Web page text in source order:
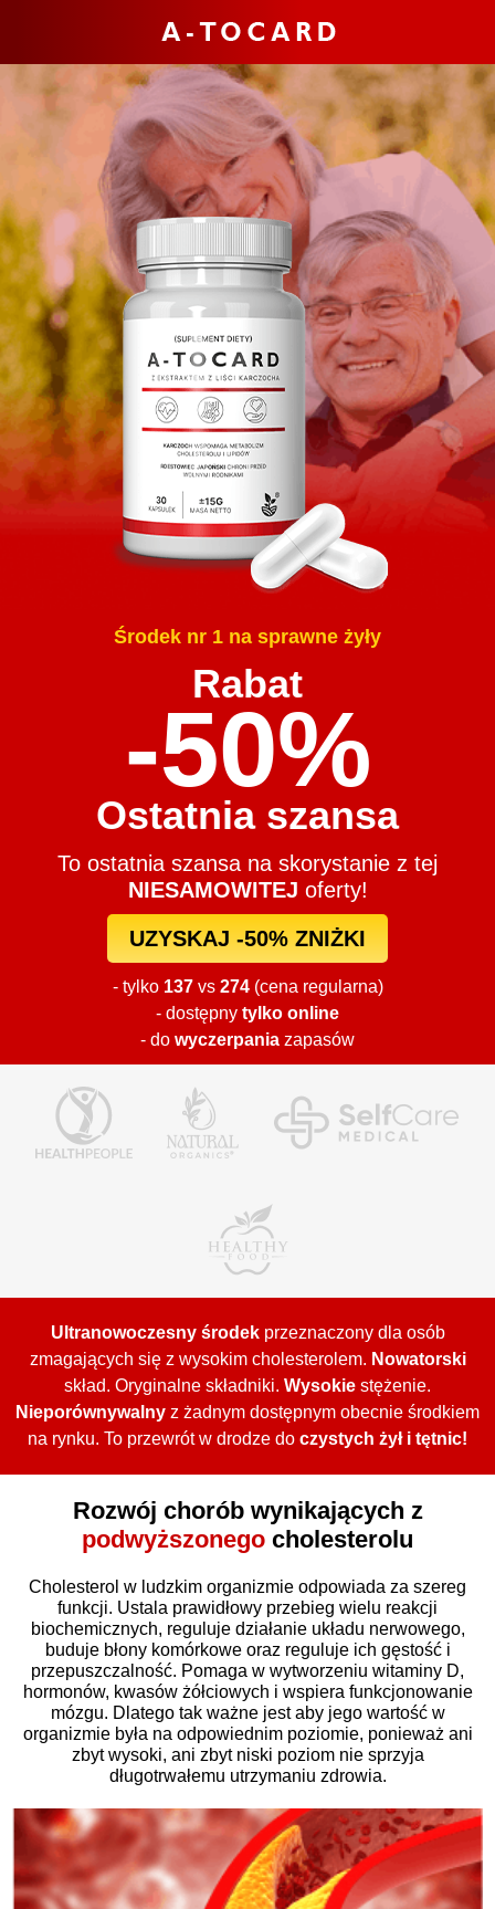
Środek nr 1 na sprawne żyły
Rabat
-50%
Ostatnia szansa
To ostatnia szansa na skorystanie z tej
NIESAMOWITEJ oferty!
UZYSKAJ -50% ZNIŻKI
- tylko 137vs 274(cena regularna)
- dostępny tylko online
- do wyczerpania zapasów
Ultranowoczesny środekprzeznaczony dla osób
zmagających się z wysokim cholesterolem. Nowatorski
skład. Oryginalne składniki. Wysokie stężenie.
Nieporównywalny z żadnym dostępnym obecnie środkiem
na rynku. To przewrót w drodze do czystych żył i tętnic!
Rozwój chorób wynikających z
podwyższonego cholesterolu
Cholesterol w ludzkim organizmie odpowiada za szereg
funkcji. Ustala prawidłowy przebieg wielu reakcji
biochemicznych, reguluje działanie układu nerwowego,
buduje błony komórkowe oraz reguluje ich gęstość i
przepuszczalność. Pomaga w wytworzeniu witaminy D,
hormonów, kwasów żółciowych i wspiera funkcjonowanie
mózgu. Dlatego tak ważne jest aby jego wartość w
organizmie była na odpowiednim poziomie, ponieważ ani
zbyt wysoki, ani zbyt niski poziom nie sprzyja
długotrwałemu utrzymaniu zdrowia.